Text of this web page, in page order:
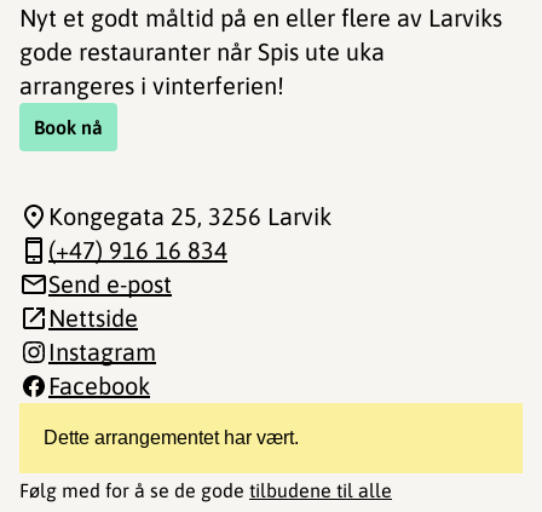
Nyt et godt måltid på en eller flere av Larviks
gode restauranter når Spis ute uka
arrangeres i vinterferien!
Book nå
Dette arrangementet har vært.
Følg med for å se de gode tilbudene til alle
Kongegata 25, 3256 Larvik
(+47) 916 16 834
Send e-post
Nettside
Instagram
Facebook